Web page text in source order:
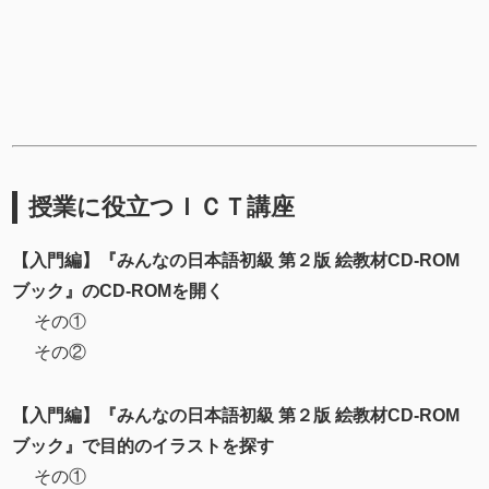
授業に役立つＩＣＴ講座
【入門編】『みんなの日本語初級 第２版 絵教材CD-ROM
ブック』のCD-ROMを開く
その①
その②
【入門編】『みんなの日本語初級 第２版 絵教材CD-ROM
ブック』で目的のイラストを探す
その①